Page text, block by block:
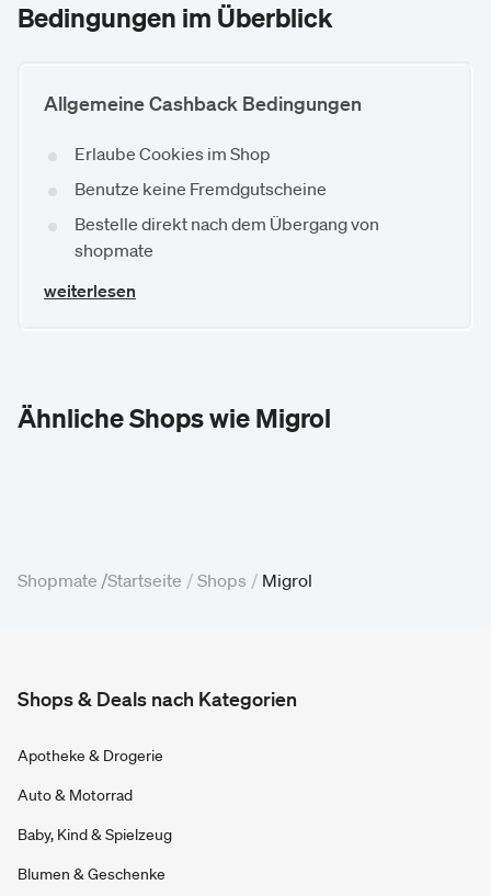
Bedingungen im Überblick
Allgemeine Cashback Bedingungen
Erlaube Cookies im Shop
Benutze keine Fremdgutscheine
Bestelle direkt nach dem Übergang von
shopmate
weiterlesen
Ähnliche Shops wie Migrol
Shopmate /Startseite / Shops / Migrol
Shops & Deals nach Kategorien
Apotheke & Drogerie
Auto & Motorrad
Baby, Kind & Spielzeug
Blumen & Geschenke